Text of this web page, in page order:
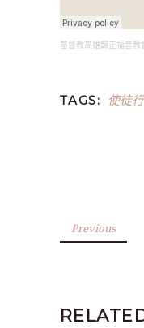
基督教高雄歸正福音教
TAGS: 使徒
Previous